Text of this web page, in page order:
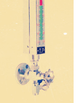
技术知识
公司简介